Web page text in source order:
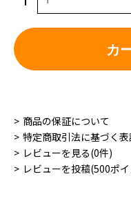
カ
商品の保証について
特定商取引法に基づく表
レビューを見る(0件)
レビューを投稿(500ポ